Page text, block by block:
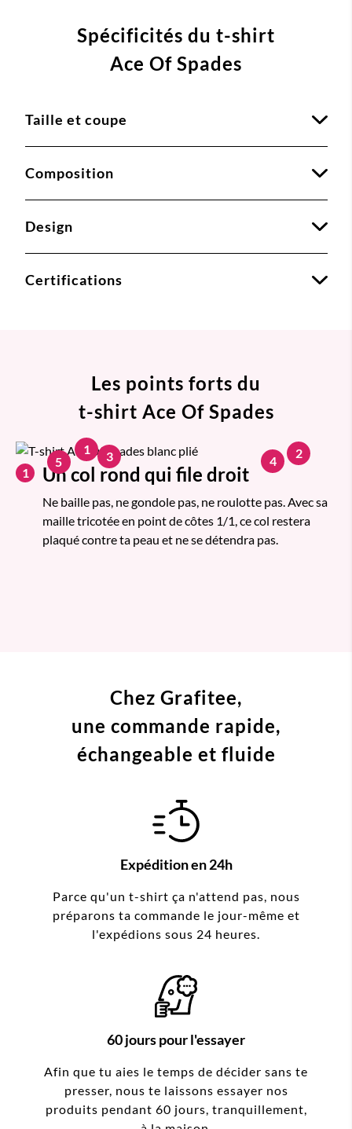
Spécificités du t-shirt
Ace Of Spades
Taille et coupe
Composition
Design
Certifications
Les points forts du
t-shirt Ace Of Spades
1 Un col rond qui file droit
Ne baille pas, ne gondole pas, ne roulotte pas. Avec sa
maille tricotée en point de côtes 1/1, ce col restera
plaqué contre ta peau et ne se détendra pas.
1 2
3 4
5
Chez Grafitee,
une commande rapide,
échangeable et fluide
Expédition en 24h
Parce qu'un t-shirt ça n'attend pas, nous
préparons ta commande le jour-même et
l'expédions sous 24 heures.
60 jours pour l'essayer
Afin que tu aies le temps de décider sans te
presser, nous te laissons essayer nos
produits pendant 60 jours, tranquillement,